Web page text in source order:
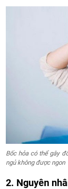
Bốc hỏa có thể gây
ngủ không được ngon
2. Nguyên